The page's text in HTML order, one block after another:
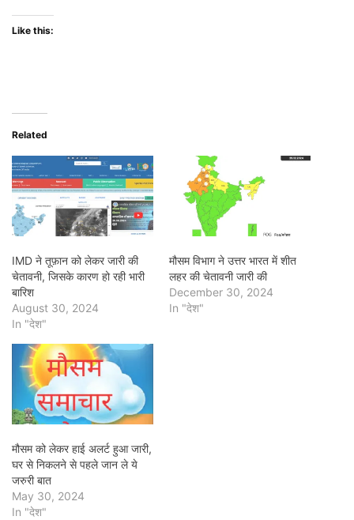
Like this:
Related
IMD ने तूफ़ान को लेकर जारी की
चेतावनी, जिसके कारण हो रही भारी
बारिश
August 30, 2024
In "देश"
मौसम विभाग ने उत्तर भारत में शीत
लहर की चेतावनी जारी की
December 30, 2024
In "देश"
मौसम को लेकर हाई अलर्ट हुआ जारी,
घर से निकलने से पहले जान ले ये
जरुरी बात
May 30, 2024
In "देश"